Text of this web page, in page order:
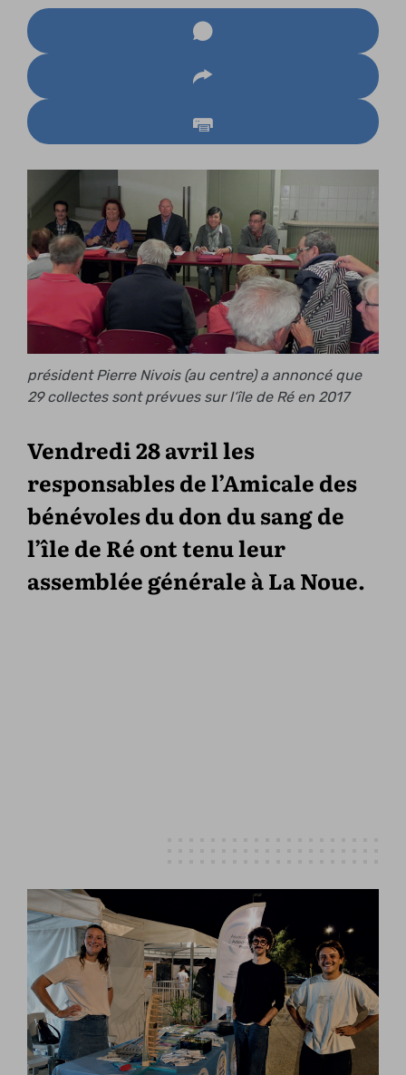
président Pierre Nivois (au centre) a annoncé que
29 collectes sont prévues sur l‘île de Ré en 2017
Vendredi 28 avril les
responsables de l’Amicale des
bénévoles du don du sang de
l’île de Ré ont tenu leur
assemblée générale à La Noue.